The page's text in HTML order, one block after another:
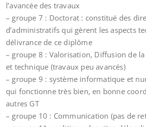
l’avancée des travaux
– groupe 7 : Doctorat : constitué des
d’administratifs qui gèrent les aspects
délivrance de ce diplôme
– groupe 8 : Valorisation, Diffusion de
et technique (travaux peu avancés)
– groupe 9 : système informatique et
qui fonctionne très bien, en bonne
autres GT
– groupe 10 : Communication (pas de